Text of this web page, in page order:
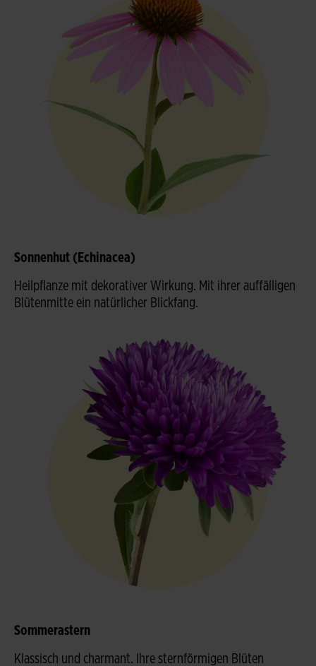
Sonnenhut (Echinacea)
Heilpflanze mit dekorativer Wirkung. Mit ihrer auffälligen
Blütenmitte ein natürlicher Blickfang.
Sommerastern
Klassisch und charmant. Ihre sternförmigen Blüten